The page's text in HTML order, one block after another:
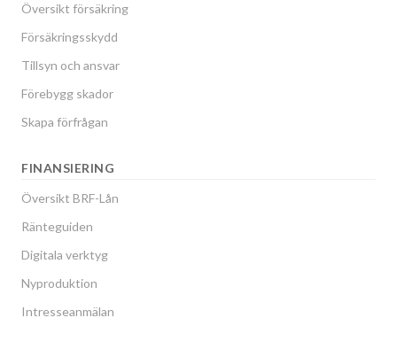
Översikt försäkring
Försäkringsskydd
Tillsyn och ansvar
Förebygg skador
Skapa förfrågan
FINANSIERING
Översikt BRF-Lån
Ränteguiden
Digitala verktyg
Nyproduktion
Intresseanmälan